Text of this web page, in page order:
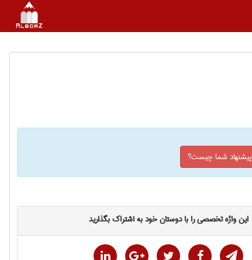
پیشنهاد شما چیست؟
این واژه تخصصی را با دوستان خود به اشتراک بگذارید